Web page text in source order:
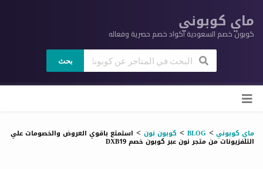
ماي كوبوني
كوبون خصم السعودية اكواد خصم حصرية وفعاله
بحث
ماي كوبوني>
BLOG
> كوبون نون > استمتع باقوي العروض والخصومات علي
التلفزيونات من متجر نون عبر كوبون خصم DXB19